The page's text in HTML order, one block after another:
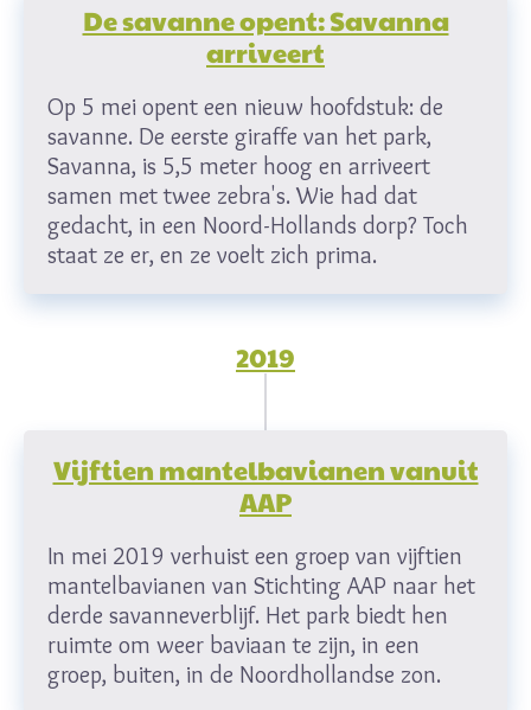
De savanne opent: Savanna
arriveert
Op 5 mei opent een nieuw hoofdstuk: de
savanne. De eerste giraffe van het park,
Savanna, is 5,5 meter hoog en arriveert
samen met twee zebra's. Wie had dat
gedacht, in een Noord-Hollands dorp? Toch
staat ze er, en ze voelt zich prima.
2019
Vijftien mantelbavianen vanuit
AAP
In mei 2019 verhuist een groep van vijftien
mantelbavianen van Stichting AAP naar het
derde savanneverblijf. Het park biedt hen
ruimte om weer baviaan te zijn, in een
groep, buiten, in de Noordhollandse zon.